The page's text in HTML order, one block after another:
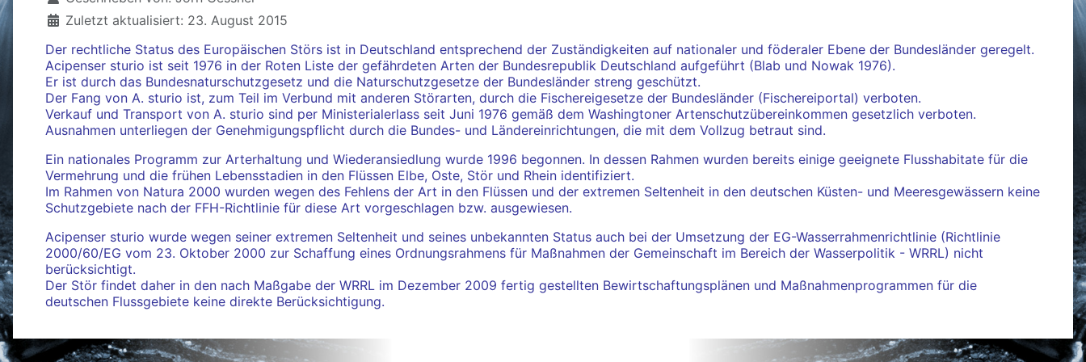
Zuletzt aktualisiert: 23. August 2015
Der rechtliche Status des Europäischen Störs ist in Deutschland entsprechend der Zuständigkeiten auf nationaler und föderaler Ebene der Bundesländer geregelt.
Acipenser sturio ist seit 1976 in der Roten Liste der gefährdeten Arten der Bundesrepublik Deutschland aufgeführt (Blab und Nowak 1976).
Er ist durch das Bundesnaturschutzgesetz und die Naturschutzgesetze der Bundesländer streng geschützt.
Der Fang von A. sturio ist, zum Teil im Verbund mit anderen Störarten, durch die Fischereigesetze der Bundesländer (Fischereiportal) verboten.
Verkauf und Transport von A. sturio sind per Ministerialerlass seit Juni 1976 gemäß dem Washingtoner Artenschutzübereinkommen gesetzlich verboten.
Ausnahmen unterliegen der Genehmigungspflicht durch die Bundes- und Ländereinrichtungen, die mit dem Vollzug betraut sind.
Ein nationales Programm zur Arterhaltung und Wiederansiedlung wurde 1996 begonnen. In dessen Rahmen wurden bereits einige geeignete Flusshabitate für die
Vermehrung und die frühen Lebensstadien in den Flüssen Elbe, Oste, Stör und Rhein identifiziert.
Im Rahmen von Natura 2000 wurden wegen des Fehlens der Art in den Flüssen und der extremen Seltenheit in den deutschen Küsten- und Meeresgewässern keine
Schutzgebiete nach der FFH-Richtlinie für diese Art vorgeschlagen bzw. ausgewiesen.
Acipenser sturio wurde wegen seiner extremen Seltenheit und seines unbekannten Status auch bei der Umsetzung der EG-Wasserrahmenrichtlinie (Richtlinie
2000/60/EG vom 23. Oktober 2000 zur Schaffung eines Ordnungsrahmens für Maßnahmen der Gemeinschaft im Bereich der Wasserpolitik - WRRL) nicht
berücksichtigt.
Der Stör findet daher in den nach Maßgabe der WRRL im Dezember 2009 fertig gestellten Bewirtschaftungsplänen und Maßnahmenprogrammen für die
deutschen Flussgebiete keine direkte Berücksichtigung.